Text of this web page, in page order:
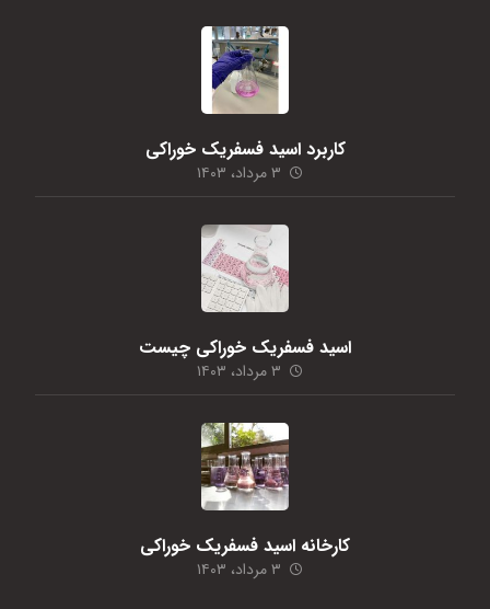
کاربرد اسید فسفریک خوراکی
۳ مرداد، ۱۴۰۳
اسید فسفریک خوراکی چیست
۳ مرداد، ۱۴۰۳
کارخانه اسید فسفریک خوراکی
۳ مرداد، ۱۴۰۳